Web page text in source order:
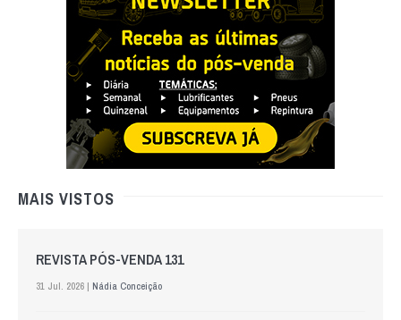
MAIS VISTOS
REVISTA PÓS-VENDA 131
31 Jul. 2026 | Nádia Conceição